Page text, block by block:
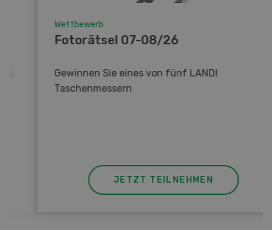
Wettbewerb
Fotorätsel 07-08/26
Gewinnen Sie eines von fünf LANDI
Taschenmessern
JETZT TEILNEHMEN